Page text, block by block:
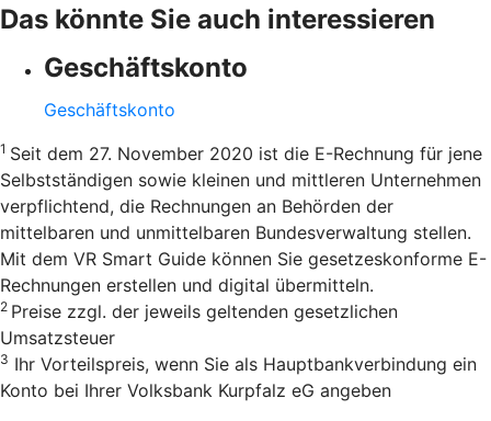
Das könnte Sie auch interessieren
Geschäftskonto
Geschäftskonto
1 Seit dem 27. November 2020 ist die E-Rechnung für jene
Selbstständigen sowie kleinen und mittleren Unternehmen
verpflichtend, die Rechnungen an Behörden der
mittelbaren und unmittelbaren Bundesverwaltung stellen.
Mit dem VR Smart Guide können Sie gesetzeskonforme E-
Rechnungen erstellen und digital übermitteln.
2 Preise zzgl. der jeweils geltenden gesetzlichen
Umsatzsteuer
3 Ihr Vorteilspreis, wenn Sie als Hauptbankverbindung ein
Konto bei Ihrer Volksbank Kurpfalz eG angeben